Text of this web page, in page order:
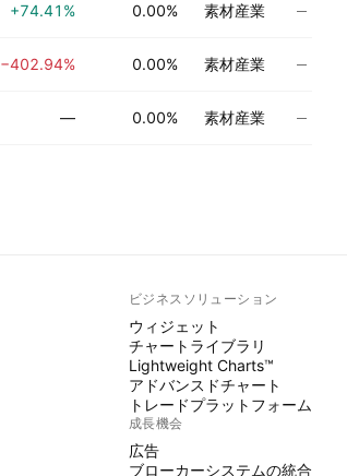
+74.41% 0.00% 素材産業
−402.94% 0.00% 素材産業
— 0.00% 素材産業
ビジネスソリューション
ウィジェット
チャートライブラリ
Lightweight Charts™
アドバンスドチャート
トレードプラットフォーム
成長機会
広告
ブローカーシステムの統合